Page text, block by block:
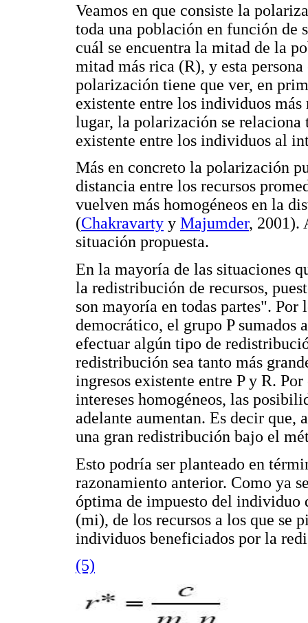
Veamos en que consiste la
toda una población en función de
cuál se encuentra la mitad de la
mitad más rica (R), y esta
polarización tiene que ver, en
existente entre los individuos más
lugar, la polarización se
existente entre los individuos al
Más en concreto la polarización
distancia entre los recursos
vuelven más homogéneos en la
(Chakravarty y Majumder, 2001).
situación propuesta.
En la mayoría de las situaciones
la redistribución de recursos,
son mayoría en todas partes".
democrático, el grupo P sumados
efectuar algún tipo de
redistribución sea tanto más
ingresos existente entre P y R.
intereses homogéneos, las
adelante aumentan. Es decir que,
una gran redistribución bajo el
Esto podría ser planteado en
razonamiento anterior. Como ya
óptima de impuesto del individuo
(mi), de los recursos a los que se
individuos beneficiados por la
(5)